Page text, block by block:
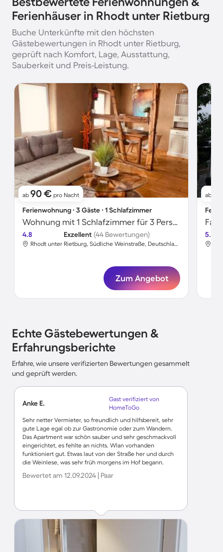
Ferienhäuser in Rhodt unter Rietburg
Buche Unterkünfte mit den höchsten
Gästebewertungen in Rhodt unter Rietburg,
geprüft nach Komfort, Lage, Ausstattung,
Sauberkeit und Preis-Leistung.
ab 90 € pro Nacht
Ferienwohnung ∙ 3 Gäste ∙ 1 Schlafzimmer
Wohnung mit 1 Schlafzimmer für 3 Personen
4.8 Exzellent (44 Bewertungen)
Rhodt unter Rietburg, Südliche Weinstraße, Deutschland
Zum Angebot
ab
5.0
Echte Gästebewertungen &
Erfahrungsberichte
Erfahre, wie unsere verifizierten Bewertungen gesammelt
und geprüft werden.
Anke E.
Gast verifiziert von
HomeToGo
Sehr netter Vermieter, so freundlich und hilfsbereit, sehr
gute Lage egal ob zur Gastronomie oder zum Wandern.
Das Apartment war schön sauber und sehr geschmackvoll
eingerichtet, es fehlte an nichts. Wlan vorhanden
funktioniert gut. Etwas laut von der Straße her und durch
die Weinlese, was sehr früh morgens im Hof begann.
Bewertet am 12.09.2024 | Paar